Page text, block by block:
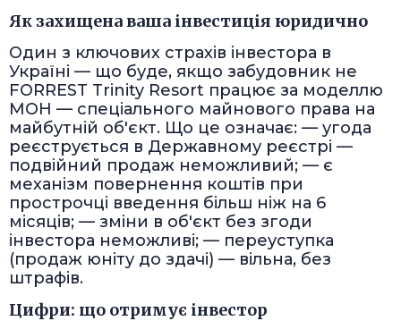
Як захищена ваша інвестиція юридично
Один з ключових страхів інвестора в
Україні — що буде, якщо забудовник не
FORREST Trinity Resort працює за моделлю
МОН — спеціального майнового права на
майбутній об'єкт. Що це означає: — угода
реєструється в Державному реєстрі —
подвійний продаж неможливий; — є
механізм повернення коштів при
прострочці введення більш ніж на 6
місяців; — зміни в об'єкт без згоди
інвестора неможливі; — переуступка
(продаж юніту до здачі) — вільна, без
штрафів.
Цифри: що отримує інвестор